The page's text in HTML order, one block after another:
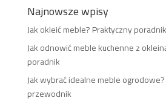
Najnowsze wpisy
Jak okleić meble? Praktyczny
Jak odnowić meble kuchenne z
poradnik
Jak wybrać idealne meble
przewodnik